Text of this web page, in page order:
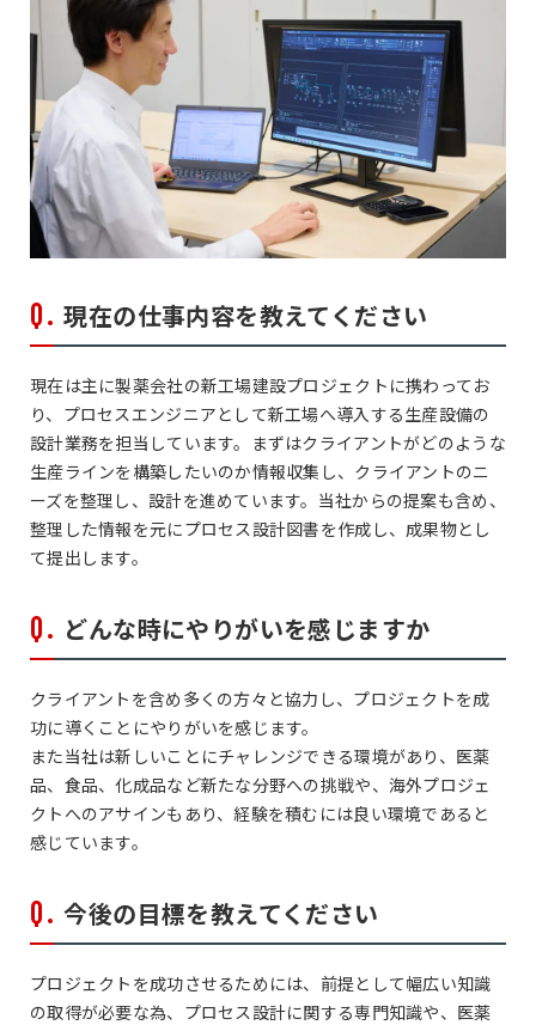
現在の仕事内容を教えてください
現在は主に製薬会社の新工場建設プロジェクトに携わってお
り、プロセスエンジニアとして新工場へ導入する生産設備の
設計業務を担当しています。まずはクライアントがどのような
生産ラインを構築したいのか情報収集し、クライアントのニ
ーズを整理し、設計を進めています。当社からの提案も含め、
整理した情報を元にプロセス設計図書を作成し、成果物とし
て提出します。
どんな時にやりがいを感じますか
クライアントを含め多くの方々と協力し、プロジェクトを成
功に導くことにやりがいを感じます。
また当社は新しいことにチャレンジできる環境があり、医薬
品、食品、化成品など新たな分野への挑戦や、海外プロジェ
クトへのアサインもあり、経験を積むには良い環境であると
感じています。
今後の目標を教えてください
プロジェクトを成功させるためには、前提として幅広い知識
の取得が必要な為、プロセス設計に関する専門知識や、医薬